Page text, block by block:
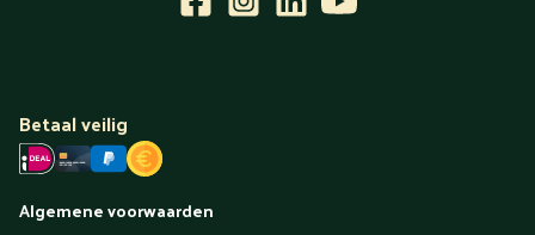
Betaal veilig
Algemene voorwaarden